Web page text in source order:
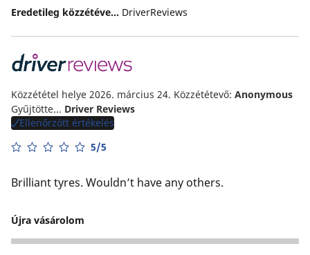
Eredetileg közzétéve... DriverReviews
Közzététel helye 2026. március 24. Közzététevő: Anonymous
Gyűjtötte... Driver Reviews
Ellenőrzött értékelés
5/5
Brilliant tyres. Wouldn’t have any others.
Újra vásárolom
5